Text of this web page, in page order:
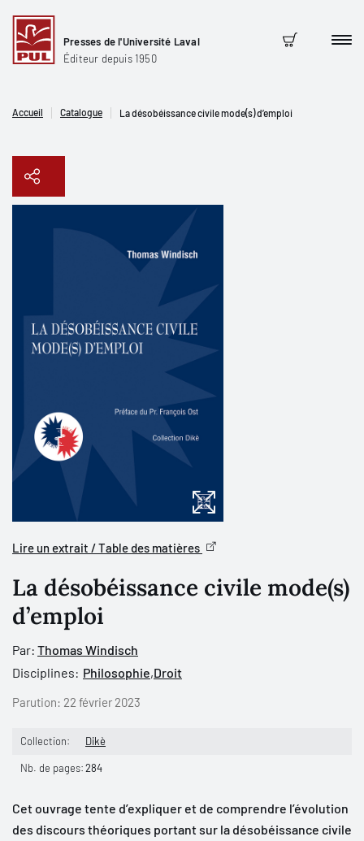
Presses de l'Université Laval
Éditeur depuis 1950
Panier
Accueil Catalogue La désobéissance civile mode(s) d’emploi
Copier le lien
Lire un extrait / Table des matières
La désobéissance civile mode(s)
d’emploi
Par: Thomas Windisch
Disciplines: Philosophie,Droit
Parution: 22 février 2023
Collection: Dikè
Nb. de pages:284
Cet ouvrage tente d’expliquer et de comprendre l’évolution
des discours théoriques portant sur la désobéissance civile